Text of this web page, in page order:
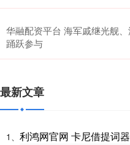
华融配资平台 海军戚继光舰
踊跃参与
最新文章
1、 利鸿网官网 卡尼借提词